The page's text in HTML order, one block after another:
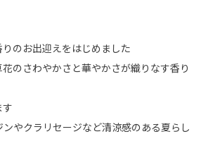
のお出迎えをはじめました
のさわやかさと華やかさが織りなす香り
やクラリセージなど清涼感のある夏らし